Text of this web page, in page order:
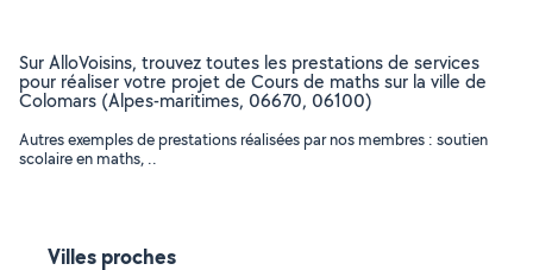
Sur AlloVoisins, trouvez toutes les prestations de services
pour réaliser votre projet de Cours de maths sur la ville de
Colomars (Alpes-maritimes, 06670, 06100)
Autres exemples de prestations réalisées par nos membres : soutien
scolaire en maths, ..
Villes proches